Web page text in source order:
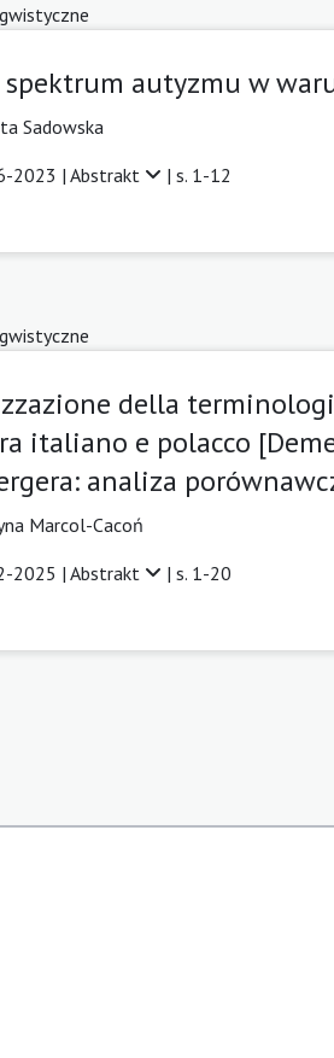
spektrum autyzmu w
Sadowska
2023 | Abstrakt | s. 1-12
della
italiano e polacco
analiza
Marcol-Cacoń
2025 | Abstrakt | s. 1-20